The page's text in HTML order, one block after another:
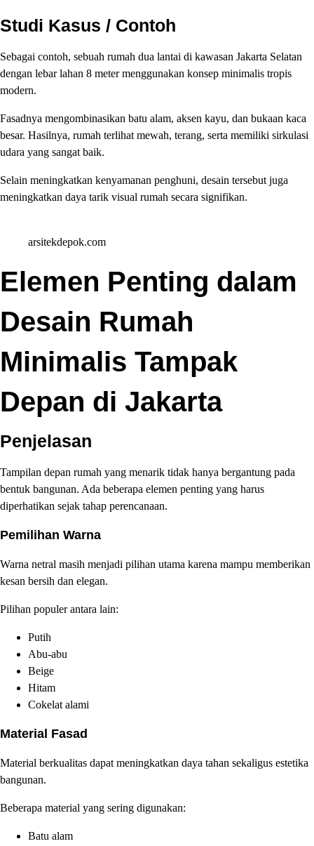
Studi Kasus / Contoh
Sebagai contoh, sebuah rumah dua lantai di kawasan Jakarta Selatan
dengan lebar lahan 8 meter menggunakan konsep minimalis tropis
modern.
Fasadnya mengombinasikan batu alam, aksen kayu, dan bukaan kaca
besar. Hasilnya, rumah terlihat mewah, terang, serta memiliki sirkulasi
udara yang sangat baik.
Selain meningkatkan kenyamanan penghuni, desain tersebut juga
meningkatkan daya tarik visual rumah secara signifikan.
arsitekdepok.com
Elemen Penting dalam
Desain Rumah
Minimalis Tampak
Depan di Jakarta
Penjelasan
Tampilan depan rumah yang menarik tidak hanya bergantung pada
bentuk bangunan. Ada beberapa elemen penting yang harus
diperhatikan sejak tahap perencanaan.
Pemilihan Warna
Warna netral masih menjadi pilihan utama karena mampu memberikan
kesan bersih dan elegan.
Pilihan populer antara lain:
Putih
Abu-abu
Beige
Hitam
Cokelat alami
Material Fasad
Material berkualitas dapat meningkatkan daya tahan sekaligus estetika
bangunan.
Beberapa material yang sering digunakan:
Batu alam